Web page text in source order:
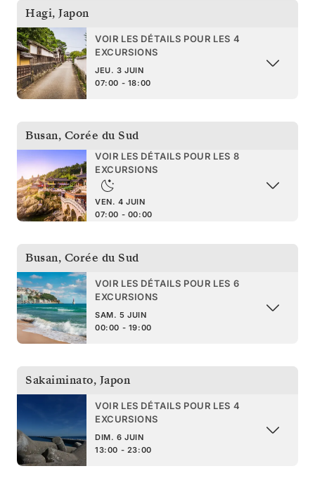
Hagi, Japon
VOIR LES DÉTAILS POUR LES 4
EXCURSIONS
JEU. 3 JUIN
07:00 - 18:00
Busan, Corée du Sud
VOIR LES DÉTAILS POUR LES 8
EXCURSIONS
VEN. 4 JUIN
07:00 - 00:00
Busan, Corée du Sud
VOIR LES DÉTAILS POUR LES 6
EXCURSIONS
SAM. 5 JUIN
00:00 - 19:00
Sakaiminato, Japon
VOIR LES DÉTAILS POUR LES 4
EXCURSIONS
DIM. 6 JUIN
13:00 - 23:00